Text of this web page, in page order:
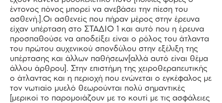
έντονος πόνος μπορεί να ανεβάσει την πίεση του
ασθενή.].Οι ασθενείς που πήραν μέρος στην έρευνα
είχαν υπέρταση στο ΣΤΑΔΙΟ 1 και αυτό που η έρευνα
προσπαθούσε να αποδείξει είναι ο ρόλος του άτλαντα
του πρώτου αυχενικού σπονδύλου στην εξέλιξη της
υπέρτασης και άλλων παθήσεων[αλλά αυτό είναι θέμα
άλλου άρθρου]. Στην επιστήμη της χειροθεραπευτικής
ο άτλαντας και η περιοχή που ενώνεται ο εγκέφαλος με
τον νωτιαίο μυελό θεωρούνται πολύ σημαντικές
[μερικοί το παρομοιάζουν με το κουτί με τις ασφάλειες